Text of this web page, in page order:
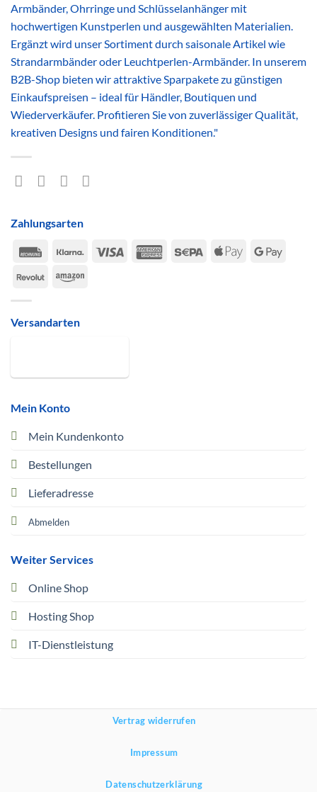
Armbänder, Ohrringe und Schlüsselanhänger mit
hochwertigen Kunstperlen und ausgewählten Materialien.
Ergänzt wird unser Sortiment durch saisonale Artikel wie
Strandarmbänder oder Leuchtperlen-Armbänder. In unserem
B2B-Shop bieten wir attraktive Sparpakete zu günstigen
Einkaufspreisen – ideal für Händler, Boutiquen und
Wiederverkäufer. Profitieren Sie von zuverlässiger Qualität,
kreativen Designs und fairen Konditionen."
Mein Konto
Mein Kundenkonto
Bestellungen
Lieferadresse
Abmelden
Weiter Services
Online Shop
Hosting Shop
IT-Dienstleistung
Zahlungsarten
Rechung
Klarna Visa
American Sepa
Apple
Google
RevolutAmazon
Versandarten
Vertrag widerrufen
Impressum
Datenschutzerklärung